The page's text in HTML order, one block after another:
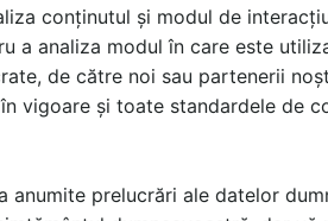
În funcție de preferințe și de
să servească și de loc de
și scaune sau pe o masă de
conținutul și modul de
a analiza modul în care este
de către noi sau partenerii
vigoare și toate standardele de
anumite prelucrări ale datelor